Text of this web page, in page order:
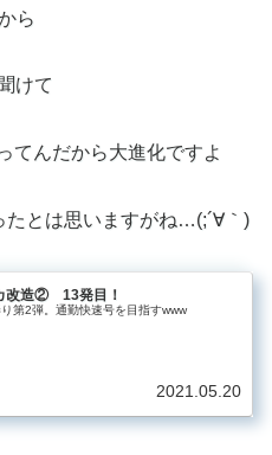
ら
けて
てんだから大進化ですよ
たとは思いますがね…(;´∀｀)
改造② 13発目！
第2弾。通勤快速号を目指すwww
2021.05.20